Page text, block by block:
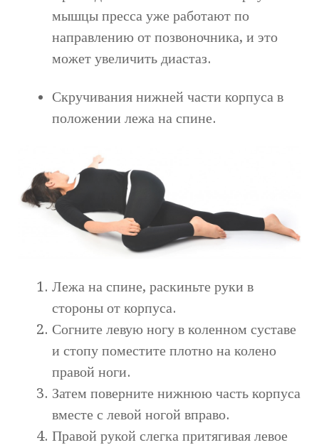
мышцы пресса уже работают по
направлению от позвоночника, и это
может увеличить диастаз.
Скручивания нижней части корпуса в
положении лежа на спине.
Лежа на спине, раскиньте руки в
стороны от корпуса.
Согните левую ногу в коленном суставе
и стопу поместите плотно на колено
правой ноги.
Затем поверните нижнюю часть корпуса
вместе с левой ногой вправо.
Правой рукой слегка притягивая левое